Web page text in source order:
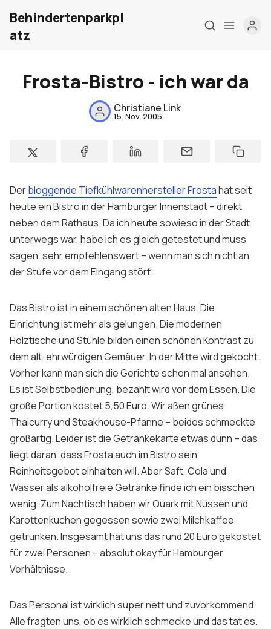
Meine Firma
London Barrierefrei
Kontakt
Behindertenparkpl
atz
Frosta-Bistro - ich war da
Christiane Link
15. Nov. 2005
Derbloggende Tiefkühlwarenhersteller Frostahat seit
heute ein Bistro in der Hamburger Innenstadt – direkt
neben dem Rathaus. Da ich heute sowieso in der Stadt
unterwegs war, habe ich es gleich getestet und muss
sagen, sehr empfehlenswert – wenn man sich nicht an
der Stufe vor dem Eingang stört.
Das Bistro ist in einem schönen alten Haus. Die
Einrichtung ist mehr als gelungen. Die modernen
Holztische und Stühle bilden einen schönen Kontrast zu
dem alt-ehrwürdigen Gemäuer. In der Mitte wird gekocht.
Vorher kann man sich die Gerichte schon mal ansehen.
Es ist Selbstbedienung, bezahlt wird vor dem Essen. Die
große Portion kostet 5,50 Euro. Wir aßen grünes
Thaicurry undSteakhouse-Pfanne – beides schmeckte
großartig. Leider ist die Getränkekarte etwas dünn – das
liegt daran, dass Frosta auch im Bistro sein
Reinheitsgebot einhalten will. Aber Saft, Cola und
Wasser als alkoholfreie Getränke finde ich ein bisschen
wenig. Zum Nachtisch haben wir Quark mit Nüssen und
Karottenkuchen gegessen sowie zwei Milchkaffee
getrunken. Insgesamt hat uns das rund 20 Euro gekostet
für zwei Personen – absolut okay für Hamburger
Verhältnisse.
Das Personal ist wirklich super nett und zuvorkommend.
Alle fragten uns, ob es wirklich schmecke und das tat es.